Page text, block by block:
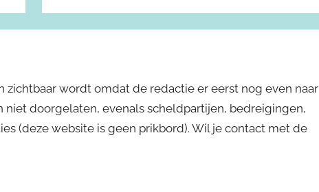
zichtbaar wordt omdat de redactie er eerst nog even naar
niet doorgelaten, evenals scheldpartijen, bedreigingen,
(deze website is geen prikbord). Wil je contact met de